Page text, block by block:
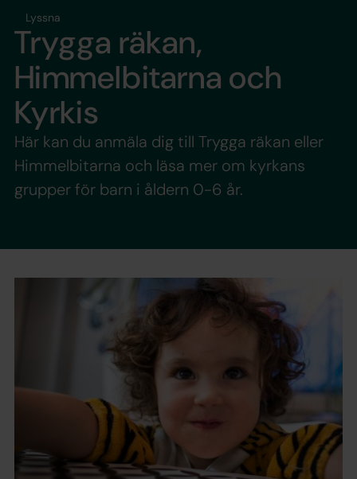
Lyssna
Trygga räkan,
Himmelbitarna och
Kyrkis
Här kan du anmäla dig till Trygga räkan eller
Himmelbitarna och läsa mer om kyrkans
grupper för barn i åldern 0-6 år.